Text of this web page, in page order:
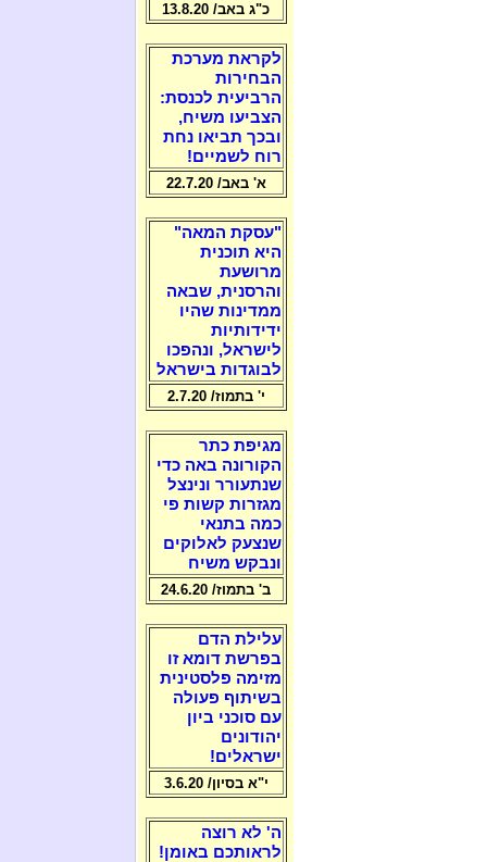
כ"ג באב/ 13.8.20
לקראת מערכת
הבחירות
הרביעית לכנסת:
הצביעו משיח,
ובכך תביאו נחת
רוח לשמיים!
א' באב/ 22.7.20
"עסקת המאה"
היא תוכנית
מרושעת
והרסנית, שבאה
ממדינות שהיו
ידידותיות
לישראל, ונהפכו
לבוגדות בישראל
י' בתמוז/ 2.7.20
מגיפת כתר
הקורונה באה כדי
שנתעורר ונינצל
מגזרות קשות פי
כמה בתנאי
שנצעק לאלוקים
ונבקש משיח
ב' בתמוז/ 24.6.20
עלילת הדם
בפרשת דומא זו
מזימה פלסטינית
בשיתוף פעולה
עם סוכני ביון
יהודונים
ישראלים!
י"א בסיון/ 3.6.20
ה' לא רוצה
לראותכם באומן!